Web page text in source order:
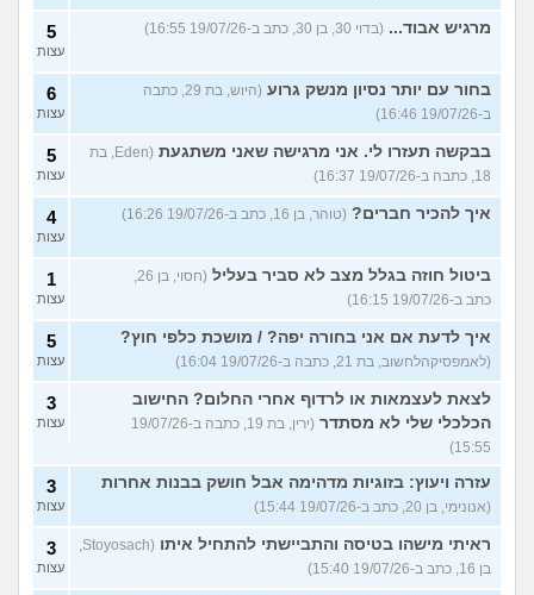
מרגיש אבוד... (בדוי 30, בן 30, כתב ב-19/07/26 16:55) 5
עצות
בחור עם יותר נסיון מנשק גרוע
(היוש, בת 29, כתבה
ב-19/07/26 16:46)
6
עצות
בבקשה תעזרו לי. אני מרגישה שאני משתגעת
(Eden, בת
18, כתבה ב-19/07/26 16:37)
5
עצות
איך להכיר חברים? (טוהר, בן 16, כתב ב-19/07/26 16:26) 4
עצות
ביטול חוזה בגלל מצב לא סביר בעליל
כתב ב-19/07/26 16:15)
1
עצות
איך לדעת אם אני בחורה יפה? / מושכת כלפי חוץ?
(לאמפסיקהלחשוב, בת 21, כתבה ב-19/07/26 16:04)
5
עצות
לצאת לעצמאות או לרדוף אחרי החלום? החישוב
הכלכלי שלי לא מסתדר
(ירין, בת 19, כתבה ב-19/07/26
15:55)
3
עצות
עזרה ויעוץ: בזוגיות מדהימה אבל חושק בבנות אחרות
(אנונימי, בן 20, כתב ב-19/07/26 15:44)
3
עצות
ראיתי מישהו בטיסה והתביישתי להתחיל איתו
בן 16, כתב ב-19/07/26 15:40)
3
עצות